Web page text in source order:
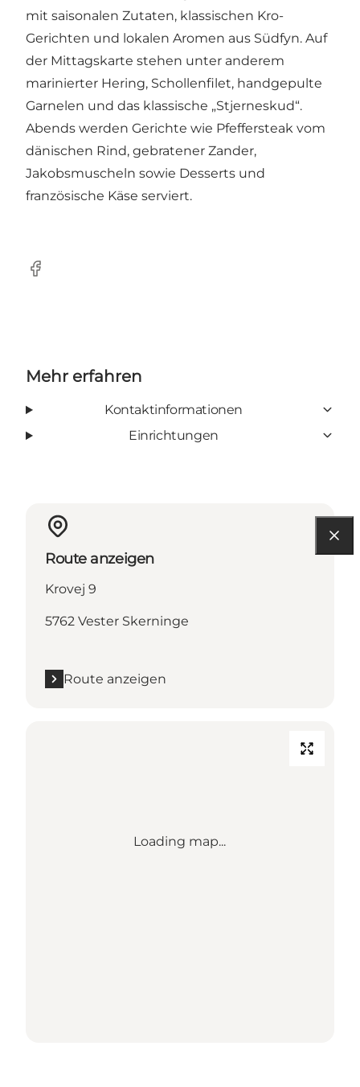
mit saisonalen Zutaten, klassischen Kro-
Gerichten und lokalen Aromen aus Südfyn. Auf
der Mittagskarte stehen unter anderem
marinierter Hering, Schollenfilet, handgepulte
Garnelen und das klassische „Stjerneskud“.
Abends werden Gerichte wie Pfeffersteak vom
dänischen Rind, gebratener Zander,
Jakobsmuscheln sowie Desserts und
französische Käse serviert.
Facebook
Mehr erfahren
Kontaktinformationen
Einrichtungen
Route anzeigen
Krovej 9
5762 Vester Skerninge
Route anzeigen
Loading map...